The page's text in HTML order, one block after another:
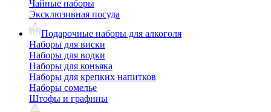
Чайные наборы
Эксклюзивная посуда
Подарочные наборы для алкоголя
Наборы для виски
Наборы для водки
Наборы для коньяка
Наборы для крепких напитков
Наборы сомелье
Штофы и графины